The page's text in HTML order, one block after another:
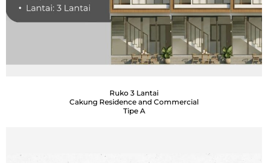
Ruko 3 Lantai
Cakung Residence and Commercial
Tipe A